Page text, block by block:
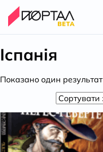
Іспанія
Показано один результат